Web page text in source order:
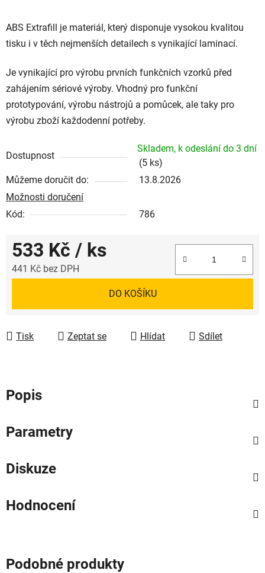
ABS Extrafill je materiál, který disponuje vysokou kvalitou
tisku i v těch nejmenších detailech s vynikající laminací.
Je vynikající pro výrobu prvních funkčních vzorků před
zahájením sériové výroby. Vhodný pro funkční
prototypování, výrobu nástrojů a pomůcek, ale taky pro
výrobu zboží každodenní potřeby.
Dostupnost
Skladem, k odeslání do 3 dní
(5 ks)
Můžeme doručit do:
13.8.2026
Možnosti doručení
Kód:
786
533 Kč / ks
441 Kč bez DPH
DO KOŠÍKU
Tisk Zeptat se Hlídat Sdílet
Popis
Parametry
Diskuze
Hodnocení
Podobné produkty